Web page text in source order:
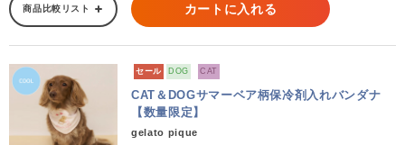
商品比較リスト カートに入れる
セール DOG CAT
CAT＆DOGサマーベア柄保冷剤入れバンダナ
【数量限定】
gelato pique